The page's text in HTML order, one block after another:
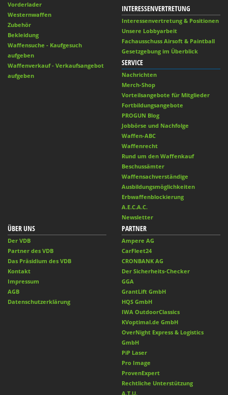
Vorderlader
Westernwaffen
Zubehör
Bekleidung
Waffensuche - Kaufgesuch
aufgeben
Waffenverkauf - Verkaufsangebot
aufgeben
INTERESSENVERTRETUNG
Interessenvertretung & Positionen
Unsere Lobbyarbeit
Fachausschuss Airsoft & Paintball
Gesetzgebung im Überblick
SERVICE
Nachrichten
Merch-Shop
Vorteilsangebote für Mitglieder
Fortbildungsangebote
PROGUN Blog
Jobbörse und Nachfolge
Waffen-ABC
Waffenrecht
Rund um den Waffenkauf
Beschussämter
Waffensachverständige
Ausbildungsmöglichkeiten
Erbwaffenblockierung
A.E.C.A.C.
Newsletter
ÜBER UNS
Der VDB
Partner des VDB
Das Präsidium des VDB
Kontakt
Impressum
AGB
Datenschutzerklärung
PARTNER
Ampere AG
CarFleet24
CRONBANK AG
Der Sicherheits-Checker
GGA
GrantLift GmbH
HQS GmbH
IWA OutdoorClassics
KVoptimal.de GmbH
OverNight Express & Logistics
GmbH
PiP Laser
Pro Image
ProvenExpert
Rechtliche Unterstützung
A.T.U.